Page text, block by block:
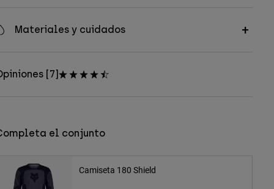
Materiales y cuidados
[7]
el conjunto
Camiseta 180 Shield